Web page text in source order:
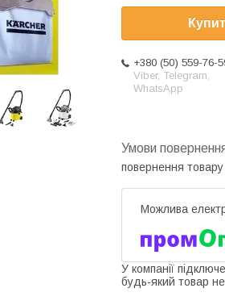
+380 (50) 559-76-
Viber, Telegram,
WhatsApp
повернення
У компанії
будь-який товар